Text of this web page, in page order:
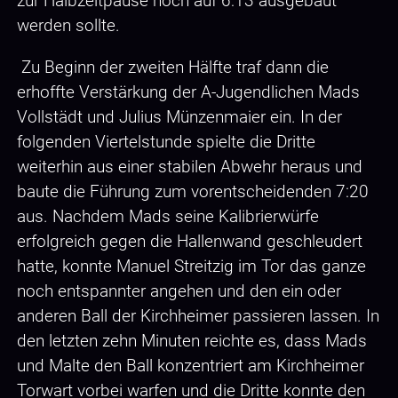
werden sollte.
Zu Beginn der zweiten Hälfte traf dann die
erhoffte Verstärkung der A-Jugendlichen Mads
Vollstädt und Julius Münzenmaier ein. In der
folgenden Viertelstunde spielte die Dritte
weiterhin aus einer stabilen Abwehr heraus und
baute die Führung zum vorentscheidenden 7:20
aus. Nachdem Mads seine Kalibrierwürfe
erfolgreich gegen die Hallenwand geschleudert
hatte, konnte Manuel Streitzig im Tor das ganze
noch entspannter angehen und den ein oder
anderen Ball der Kirchheimer passieren lassen. In
den letzten zehn Minuten reichte es, dass Mads
und Malte den Ball konzentriert am Kirchheimer
Torwart vorbei warfen und die Dritte konnte den